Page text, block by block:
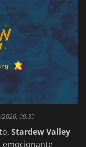
2026, 09:39
Stardew Valley
emocionante